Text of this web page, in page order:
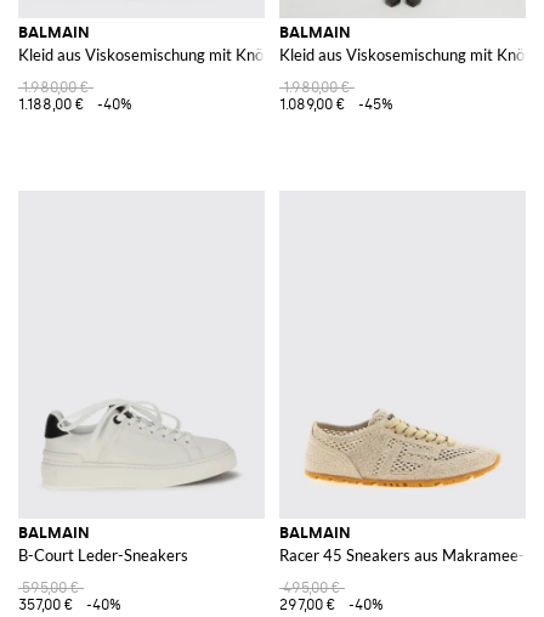
BALMAIN
Kleid aus Viskosemischung mit Knöpfen
1.980,00 €
1.188,00 €
-40%
BALMAIN
Kleid aus Viskosemischung mit
1.980,00 €
1.089,00 €
-45%
BALMAIN
B-Court Leder-Sneakers
595,00 €
357,00 €
-40%
BALMAIN
Racer 45 Sneakers aus Makramee-
495,00 €
297,00 €
-40%